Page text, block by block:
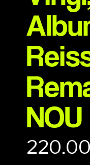
NOU
220.00